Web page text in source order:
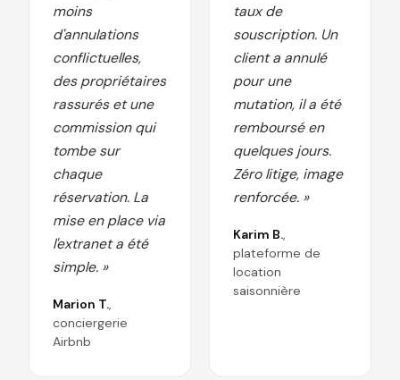
moins
d'annulations
conflictuelles,
des propriétaires
rassurés et une
commission qui
tombe sur
chaque
réservation. La
mise en place via
l'extranet a été
simple. »
Marion T.,
conciergerie
Airbnb
taux de
souscription. Un
client a annulé
pour une
mutation, il a été
remboursé en
quelques jours.
Zéro litige, image
renforcée. »
Karim B.,
plateforme de
location
saisonnière